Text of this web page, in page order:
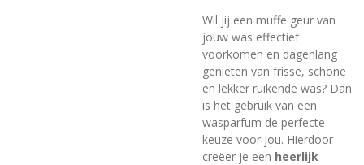
Wil jij een muffe geur van
jouw was effectief
voorkomen en dagenlang
genieten van frisse, schone
en lekker ruikende was? Dan
is het gebruik van een
wasparfum de perfecte
keuze voor jou. Hierdoor
creëer je een heerlijk